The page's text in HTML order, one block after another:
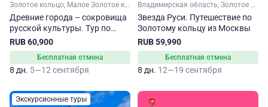
Золотое кольцо, Малое Золотое кольцо, Владимирская область, Ярославская область, Московская область, Костромская область, Тверская область, Ивановская область
Древние города – сокровища
русской культуры. Тур по
Золотому кольцу из Санкт-
Петербурга
RUB 60,900
Бесплатная отмена
8 дн. 5—12 сентября
Владимирская область, Золотое кольцо, Рязанская область, Нижегородская область, Костромская область, Ярославская область, Малое Золотое кольцо, Московская область, Ивановская область
Звезда Руси. Путешествие по
Золотому кольцу из Москвы
RUB 59,990
Бесплатная отмена
8 дн. 12—19 сентября
Экскурсионные туры